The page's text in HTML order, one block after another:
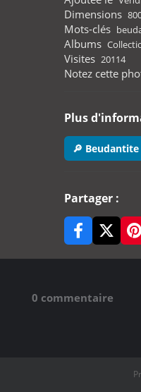
Dimensions
Mots-clés
Albums
Visites 20114
Notez cette
Plus
🔎 Beudantite
Partager :
0 commentaire